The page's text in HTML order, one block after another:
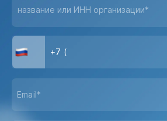
название или ИНН организации*